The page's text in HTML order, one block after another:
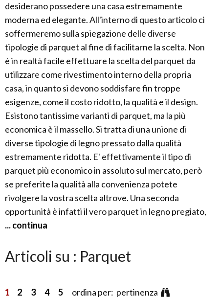
desiderano possedere una casa estremamente
moderna ed elegante. All'interno di questo articolo ci
soffermeremo sulla spiegazione delle diverse
tipologie di parquet al fine di facilitarne la scelta. Non
è in realtà facile effettuare la scelta del parquet da
utilizzare come rivestimento interno della propria
casa, in quanto si devono soddisfare fin troppe
esigenze, come il costo ridotto, la qualità e il design.
Esistono tantissime varianti di parquet, ma la più
economica è il massello. Si tratta di una unione di
diverse tipologie di legno pressato dalla qualità
estremamente ridotta. E' effettivamente il tipo di
parquet più economico in assoluto sul mercato, però
se preferite la qualità alla convenienza potete
rivolgere la vostra scelta altrove. Una seconda
opportunità è infatti il vero parquet in legno pregiato,
... continua
Articoli su : Parquet
1 2 3 4 5 ordina per: pertinenza